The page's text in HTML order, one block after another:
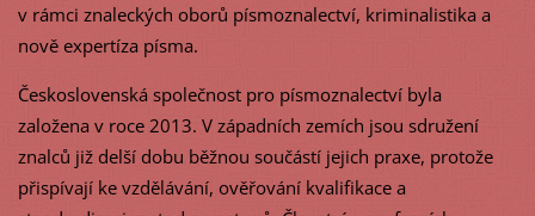
v rámci znaleckých oborů písmoznalectví, kriminalistika a
nově expertíza písma.
Československá společnost pro písmoznalectví byla
založena v roce 2013. V západních zemích jsou sdružení
znalců již delší dobu běžnou součástí jejich praxe, protože
přispívají ke vzdělávání, ověřování kvalifikace a